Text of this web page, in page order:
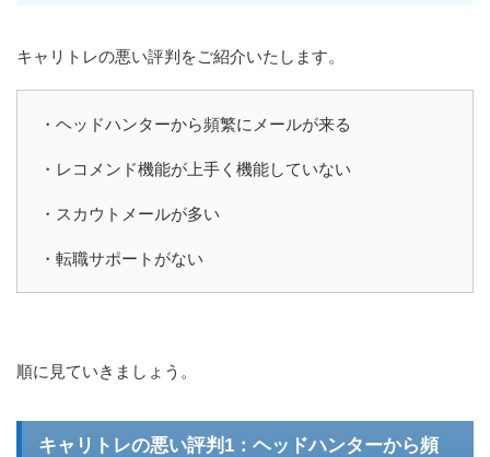
キャリトレの悪い評判をご紹介いたします。
・ヘッドハンターから頻繁にメールが来る
・レコメンド機能が上手く機能していない
・スカウトメールが多い
・転職サポートがない
順に見ていきましょう。
キャリトレの悪い評判1：ヘッドハンターから頻